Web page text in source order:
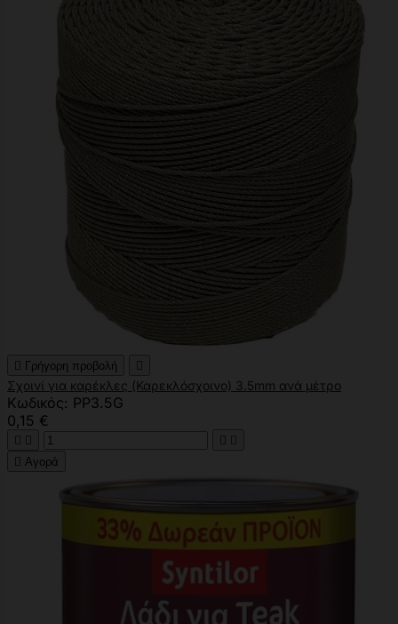
 Γρήγορη προβολή 
Σχοινί για καρέκλες (Καρεκλόσχοινο) 3.5mm ανά μέτρο
Κωδικός: PP3.5G
0,15 €
   
 Αγορά